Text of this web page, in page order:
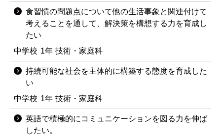
食習慣の問題点について他の生活事象と関連付けて
考えることを通して、解決策を構想する力を育成し
たい
中学校 1年 技術・家庭科
持続可能な社会を主体的に構築する態度を育成した
い
中学校 1年 技術・家庭科
英語で積極的にコミュニケーションを図る力を伸ば
したい。